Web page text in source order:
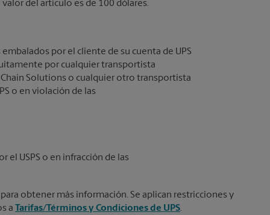
del artículo es de 100 dólares.
por el cliente de su cuenta de UPS
por cualquier transportista
Chain Solutions o cualquier otro transportista
o en violación de las
el USPS o en infracción de las
obtener más información. Se aplican restricciones y
a Tarifas/Términos y Condiciones de UPS.